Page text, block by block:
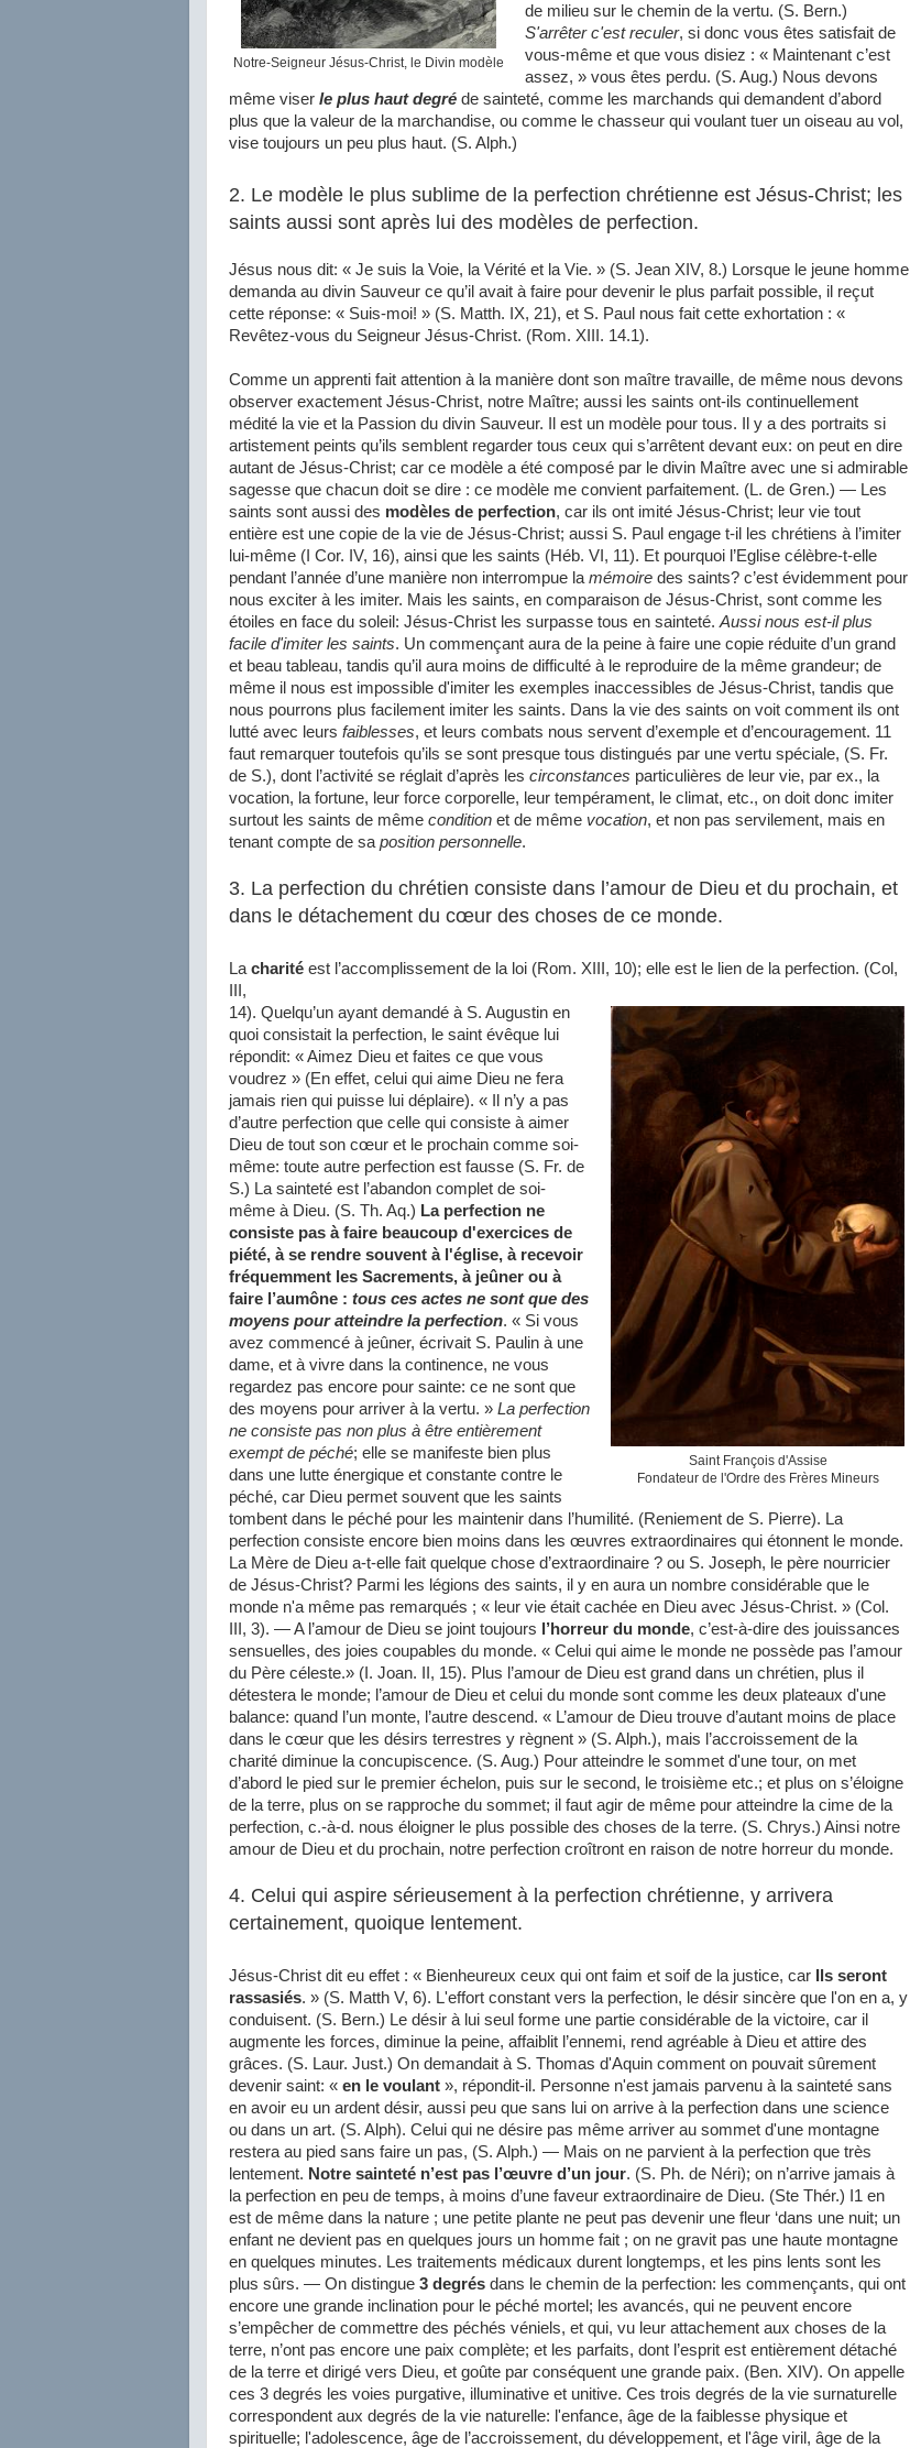
Notre-Seigneur Jésus-Christ, le Divin modèle
de milieu sur le chemin de la vertu. (S. Bern.)
S'arrêter c'est reculer, si donc vous êtes satisfait de
vous-même et que vous disiez : « Maintenant c’est
assez, » vous êtes perdu. (S. Aug.) Nous devons
même viser le plus haut degré de sainteté, comme les marchands qui demandent d’abord
plus que la valeur de la marchandise, ou comme le chasseur qui voulant tuer un oiseau au vol,
vise toujours un peu plus haut. (S. Alph.)
2. Le modèle le plus sublime de la perfection chrétienne est Jésus-Christ; les
saints aussi sont après lui des modèles de perfection.
Jésus nous dit: « Je suis la Voie, la Vérité et la Vie. » (S. Jean XIV, 8.) Lorsque le jeune homme
demanda au divin Sauveur ce qu’il avait à faire pour devenir le plus parfait possible, il reçut
cette réponse: « Suis-moi! » (S. Matth. IX, 21), et S. Paul nous fait cette exhortation : «
Revêtez-vous du Seigneur Jésus-Christ. (Rom. XIII. 14.1).
Comme un apprenti fait attention à la manière dont son maître travaille, de même nous devons
observer exactement Jésus-Christ, notre Maître; aussi les saints ont-ils continuellement
médité la vie et la Passion du divin Sauveur. Il est un modèle pour tous. Il y a des portraits si
artistement peints qu’ils semblent regarder tous ceux qui s’arrêtent devant eux: on peut en dire
autant de Jésus-Christ; car ce modèle a été composé par le divin Maître avec une si admirable
sagesse que chacun doit se dire : ce modèle me convient parfaitement. (L. de Gren.) — Les
saints sont aussi des modèles de perfection, car ils ont imité Jésus-Christ; leur vie tout
entière est une copie de la vie de Jésus-Christ; aussi S. Paul engage t-il les chrétiens à l’imiter
lui-même (I Cor. IV, 16), ainsi que les saints (Héb. VI, 11). Et pourquoi l’Eglise célèbre-t-elle
pendant l’année d’une manière non interrompue lamémoire des saints? c’est évidemment pour
nous exciter à les imiter. Mais les saints, en comparaison de Jésus-Christ, sont comme les
étoiles en face du soleil: Jésus-Christ les surpasse tous en sainteté.Aussi nous est-il plus
facile d'imiter les saints. Un commençant aura de la peine à faire une copie réduite d’un grand
et beau tableau, tandis qu’il aura moins de difficulté à le reproduire de la même grandeur; de
même il nous est impossible d'imiter les exemples inaccessibles de Jésus-Christ, tandis que
nous pourrons plus facilement imiter les saints. Dans la vie des saints on voit comment ils ont
lutté avec leurs faiblesses, et leurs combats nous servent d’exemple et d’encouragement. 11
faut remarquer toutefois qu’ils se sont presque tous distingués par une vertu spéciale, (S. Fr.
de S.), dont l’activité se réglait d’après les circonstances particulières de leur vie, par ex., la
vocation, la fortune, leur force corporelle, leur tempérament, le climat, etc., on doit donc imiter
surtout les saints de même condition et de même vocation, et non pas servilement, mais en
tenant compte de saposition personnelle.
3. La perfection du chrétien consiste dans l’amour de Dieu et du prochain, et
dans le détachement du cœur des choses de ce monde.
Lacharité est l’accomplissement de la loi (Rom. XIII, 10); elle est le lien de la perfection. (Col,
III,
Saint François d'Assise
Fondateur de l'Ordre des Frères Mineurs
14). Quelqu’un ayant demandé à S. Augustin en
quoi consistait la perfection, le saint évêque lui
répondit: « Aimez Dieu et faites ce que vous
voudrez » (En effet, celui qui aime Dieu ne fera
jamais rien qui puisse lui déplaire). « Il n’y a pas
d’autre perfection que celle qui consiste à aimer
Dieu de tout son cœur et le prochain comme soi-
même: toute autre perfection est fausse (S. Fr. de
S.) La sainteté est l’abandon complet de soi-
même à Dieu. (S. Th. Aq.) La perfection ne
consiste pas à faire beaucoup d'exercices de
piété, à se rendre souvent à l'église, à recevoir
fréquemment les Sacrements, à jeûner ou à
faire l’aumône : tous ces actes ne sont que des
moyens pour atteindre la perfection. « Si vous
avez commencé à jeûner, écrivait S. Paulin à une
dame, et à vivre dans la continence, ne vous
regardez pas encore pour sainte: ce ne sont que
des moyens pour arriver à la vertu. » La perfection
ne consiste pas non plus à être entièrement
exempt de péché; elle se manifeste bien plus
dans une lutte énergique et constante contre le
péché, car Dieu permet souvent que les saints
tombent dans le péché pour les maintenir dans l’humilité. (Reniement de S. Pierre). La
perfection consiste encore bien moins dans les œuvres extraordinaires qui étonnent le monde.
La Mère de Dieu a-t-elle fait quelque chose d’extraordinaire ? ou S. Joseph, le père nourricier
de Jésus-Christ? Parmi les légions des saints, il y en aura un nombre considérable que le
monde n'a même pas remarqués ; « leur vie était cachée en Dieu avec Jésus-Christ. » (Col.
III, 3). — A l’amour de Dieu se joint toujours
l’horreur du monde, c’est-à-dire des jouissances
sensuelles, des joies coupables du monde. « Celui qui aime le monde ne possède pas l’amour
du Père céleste.» (I. Joan. II, 15). Plus l’amour de Dieu est grand dans un chrétien, plus il
détestera le monde; l’amour de Dieu et celui du monde sont comme les deux plateaux d'une
balance: quand l’un monte, l’autre descend. « L’amour de Dieu trouve d’autant moins de place
dans le cœur que les désirs terrestres y règnent » (S. Alph.), mais l’accroissement de la
charité diminue la concupiscence. (S. Aug.) Pour atteindre le sommet d'une tour, on met
d’abord le pied sur le premier échelon, puis sur le second, le troisième etc.; et plus on s’éloigne
de la terre, plus on se rapproche du sommet; il faut agir de même pour atteindre la cime de la
perfection, c.-à-d. nous éloigner le plus possible des choses de la terre. (S. Chrys.) Ainsi notre
amour de Dieu et du prochain, notre perfection croîtront en raison de notre horreur du monde.
4. Celui qui aspire sérieusement à la perfection chrétienne, y arrivera
certainement, quoique lentement.
Jésus-Christ dit eu effet : « Bienheureux ceux qui ont faim et soif de la justice, car
Ils seront
rassasiés. » (S. Matth V, 6). L'effort constant vers la perfection, le désir sincère que l'on en a, y
conduisent. (S. Bern.) Le désir à lui seul forme une partie considérable de la victoire, car il
augmente les forces, diminue la peine, affaiblit l’ennemi, rend agréable à Dieu et attire des
grâces. (S. Laur. Just.) On demandait à S. Thomas d'Aquin comment on pouvait sûrement
devenir saint: « en le voulant », répondit-il. Personne n'est jamais parvenu à la sainteté sans
en avoir eu un ardent désir, aussi peu que sans lui on arrive à la perfection dans une science
ou dans un art. (S. Alph). Celui qui ne désire pas même arriver au sommet d'une montagne
restera au pied sans faire un pas, (S. Alph.) — Mais on ne parvient à la perfection que très
lentement. Notre sainteté n’est pas l’œuvre d’un jour. (S. Ph. de Néri); on n’arrive jamais à
la perfection en peu de temps, à moins d’une faveur extraordinaire de Dieu. (Ste Thér.) I1 en
est de même dans la nature ; une petite plante ne peut pas devenir une fleur ‘dans une nuit; un
enfant ne devient pas en quelques jours un homme fait ; on ne gravit pas une haute montagne
en quelques minutes. Les traitements médicaux durent longtemps, et les pins lents sont les
plus sûrs. — On distingue 3 degrés dans le chemin de la perfection: les commençants, qui ont
encore une grande inclination pour le péché mortel; les avancés, qui ne peuvent encore
s’empêcher de commettre des péchés véniels, et qui, vu leur attachement aux choses de la
terre, n’ont pas encore une paix complète; et les parfaits, dont l’esprit est entièrement détaché
de la terre et dirigé vers Dieu, et goûte par conséquent une grande paix. (Ben. XIV). On appelle
ces 3 degrés les voies purgative, illuminative et unitive. Ces trois degrés de la vie surnaturelle
correspondent aux degrés de la vie naturelle: l'enfance, âge de la faiblesse physique et
spirituelle; l'adolescence, âge de l’accroissement, du développement, et l'âge viril, âge de la